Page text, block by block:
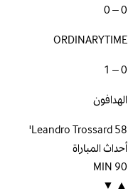
0 – 0
ORDINARYTIME
0 – 1
الهدافون
Leandro Trossard58'
أحداث المباراة
90
MIN
▲
▼